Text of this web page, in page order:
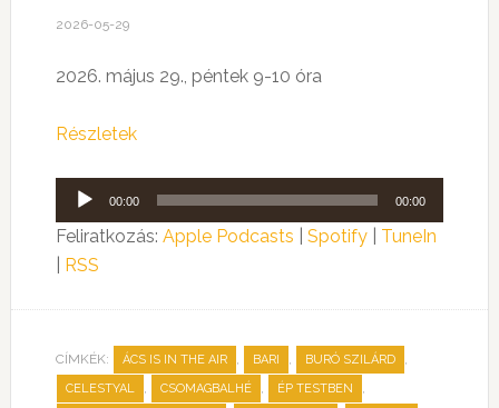
2026-05-29
2026. május 29., péntek 9-10 óra
Részletek
Audió
lejátszó
00:00 00:00
Feliratkozás: Apple Podcasts Spotify| TuneIn
RSS
CÍMKÉK: ÁCS IS IN THE AIR , BARI , BURÓ SZILÁRD ,
CELESTYAL , CSOMAGBALHÉ , ÉP TESTBEN ,